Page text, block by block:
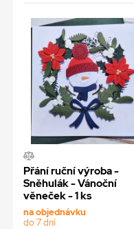
Přání ruční výroba -
Sněhulák - Vánoční
věneček - 1 ks
na objednávku
do 7 dní